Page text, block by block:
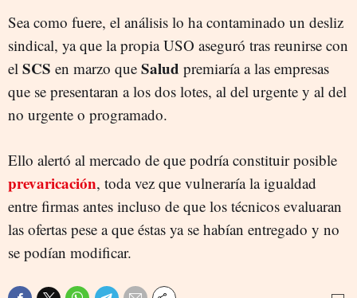
Sea como fuere, el análisis lo ha contaminado un desliz
sindical, ya que la propia USO aseguró tras reunirse con
el SCS en marzo que Salud premiaría a las empresas
que se presentaran a los dos lotes, al del urgente y al del
no urgente o programado.
Ello alertó al mercado de que podría constituir posible
prevaricación, toda vez que vulneraría la igualdad
entre firmas antes incluso de que los técnicos evaluaran
las ofertas pese a que éstas ya se habían entregado y no
se podían modificar.